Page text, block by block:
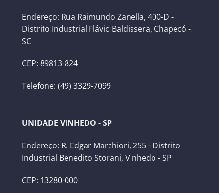
Endereço: Rua Raimundo Zanella, 400-D -
Distrito Industrial Flávio Baldissera, Chapecó -
SC
CEP: 89813-824
Telefone: (49) 3329-7099
UNIDADE VINHEDO - SP
Endereço: R. Edgar Marchiori, 255 - Distrito
Industrial Benedito Storani, Vinhedo - SP
CEP: 13280-000